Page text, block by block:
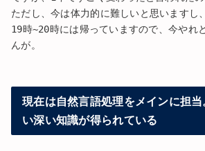
ただし、今は体力的に難しいと思いますし
19時~20時には帰っていますので、今やれ
んが。
現在は自然言語処理をメインに担
い深い知識が得られている